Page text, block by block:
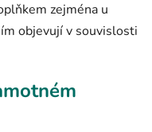
zejména u
objevují v souvislosti